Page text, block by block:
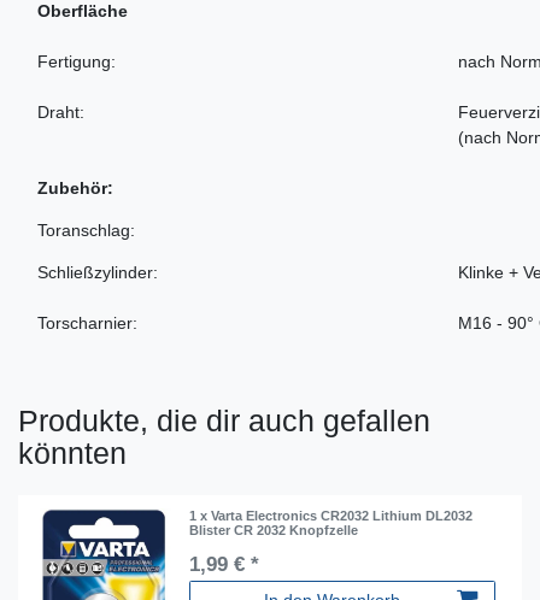
Oberfläche
Fertigung:
Draht:
nach
(nach
Zubehör:
Toranschlag:
Schließzylinder:
Torscharnier:
Klinke +
M16 - 90°
Produkte, die dir auch gefallen
könnten
1 x Varta Electronics CR2032 Lithium DL2032
Blister CR 2032 Knopfzelle
1,99 € *